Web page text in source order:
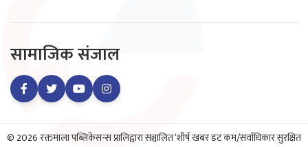
सामाजिक संजाल
© 2026 रक्तमाला पब्लिकेसन्स प्रालिद्वारा सञ्चालित ‘शीर्ष खबर डट कम/सर्वाधिकार सुरक्षित